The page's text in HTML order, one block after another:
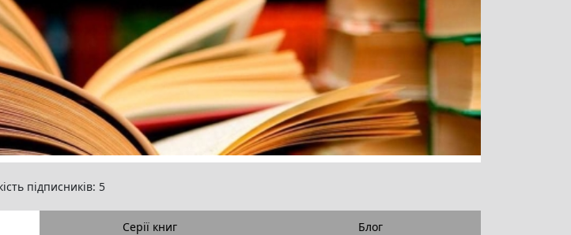
підписників: 5
Серії книг Блог